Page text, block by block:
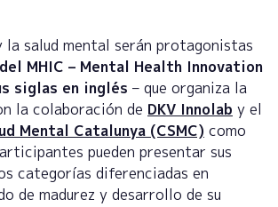
la salud mental serán protagonistas
MHIC – Mental Health Innovation
siglas en inglés – que organiza la
la colaboración de DKV Innolab y el
Mental Catalunya (CSMC) como
pueden presentar sus
categorías diferenciadas en
de madurez y desarrollo de su